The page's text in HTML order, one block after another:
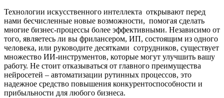
Технологии искусственного интеллекта открывают перед
нами бесчисленные новые возможности, помогая сделать
многие бизнес-процессы более эффективными. Независимо от
того, являетесь ли вы фрилансером, ИП, состоящим из одного
человека, или руководите десятками сотрудников, существует
множество ИИ-инструментов, которые могут улучшить вашу
работу. Не стоит отказываться от главного преимущества
нейросетей – автоматизации рутинных процессов, это
надежное средство повышения конкурентоспособности и
прибыльности для любого бизнеса.